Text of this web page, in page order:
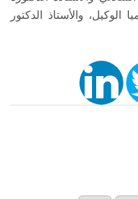
الوكيل، والأستاذ الدكتور